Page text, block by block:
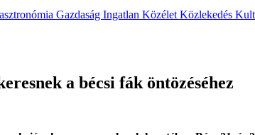
Gazdaság Ingatlan Közélet Közlekedés
a bécsi fák öntözéséhez